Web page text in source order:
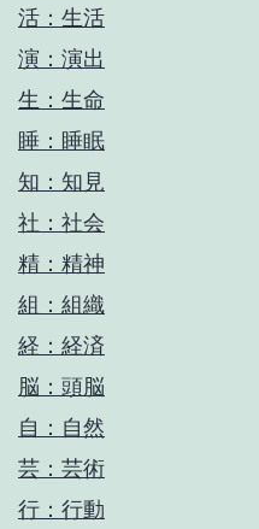
活：生活
演：演出
生：生命
睡：睡眠
知：知見
社：社会
精：精神
組：組織
経：経済
脳：頭脳
自：自然
芸：芸術
行：行動